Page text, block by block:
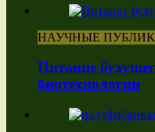
НАУЧНЫЕ
Питание
биотехнологии